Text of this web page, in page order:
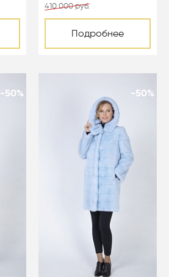
410 000 руб.
Подробнее
-50% -50%